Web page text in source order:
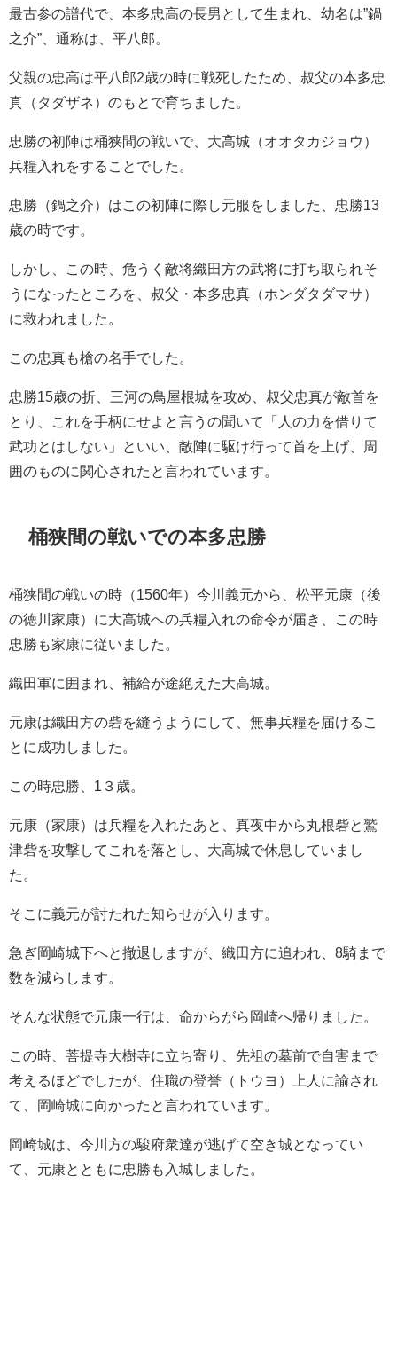
最古参の譜代で、本多忠高の長男として生まれ、幼名は”鍋
之介”、通称は、平八郎。
父親の忠高は平八郎2歳の時に戦死したため、叔父の本多忠
真（タダザネ）のもとで育ちました。
忠勝の初陣は桶狭間の戦いで、大高城（オオタカジョウ）
兵糧入れをすることでした。
忠勝（鍋之介）はこの初陣に際し元服をしました、忠勝13
歳の時です。
しかし、この時、危うく敵将織田方の武将に打ち取られそ
うになったところを、叔父・本多忠真（ホンダタダマサ）
に救われました。
この忠真も槍の名手でした。
忠勝15歳の折、三河の鳥屋根城を攻め、叔父忠真が敵首を
とり、これを手柄にせよと言うの聞いて「人の力を借りて
武功とはしない」といい、敵陣に駆け行って首を上げ、周
囲のものに関心されたと言われています。
桶狭間の戦いでの本多忠勝
桶狭間の戦いの時（1560年）今川義元から、松平元康（後
の徳川家康）に大高城への兵糧入れの命令が届き、この時
忠勝も家康に従いました。
織田軍に囲まれ、補給が途絶えた大高城。
元康は織田方の砦を縫うようにして、無事兵糧を届けるこ
とに成功しました。
この時忠勝、1３歳。
元康（家康）は兵糧を入れたあと、真夜中から丸根砦と鷲
津砦を攻撃してこれを落とし、大高城で休息していまし
た。
そこに義元が討たれた知らせが入ります。
急ぎ岡崎城下へと撤退しますが、織田方に追われ、8騎まで
数を減らします。
そんな状態で元康一行は、命からがら岡崎へ帰りました。
この時、菩提寺大樹寺に立ち寄り、先祖の墓前で自害まで
考えるほどでしたが、住職の登誉（トウヨ）上人に諭され
て、岡崎城に向かったと言われています。
岡崎城は、今川方の駿府衆達が逃げて空き城となってい
て、元康とともに忠勝も入城しました。